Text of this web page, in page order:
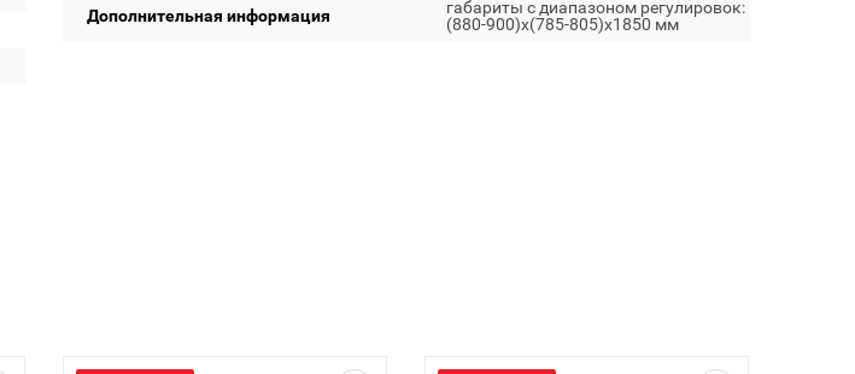
Дополнительная информация
габариты с диапазоном регулировок:
(880-900)х(785-805)х1850 мм